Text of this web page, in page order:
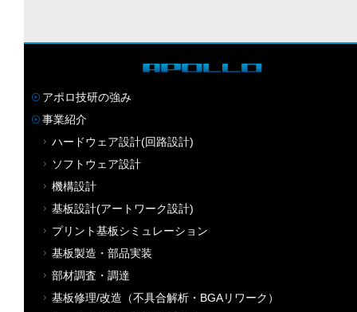
アポロ技研の強み
事業紹介
ハードウェア設計(回路設計)
ソフトウェア設計
機構設計
基板設計(アートワーク設計)
プリント基板シミュレーション
基板製造・部品実装
部材調査・調達
基板修理/改造（不具合解析・BGAリワーク）